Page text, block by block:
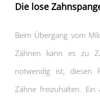
Die lose
Beim Übergang vom
Zähnen kann es zu
notwendig ist, diesen
Zähne freizuhalten.